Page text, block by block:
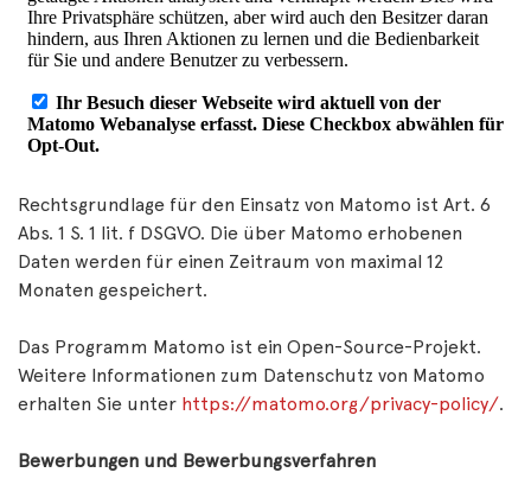
Rechtsgrundlage für den Einsatz von Matomo ist Art. 6
Abs. 1 S. 1 lit. f DSGVO. Die über Matomo erhobenen
Daten werden für einen Zeitraum von maximal 12
Monaten gespeichert.
Das Programm Matomo ist ein Open-Source-Projekt.
Weitere Informationen zum Datenschutz von Matomo
erhalten Sie unter https://matomo.org/privacy-policy/.
Bewerbungen und Bewerbungsverfahren